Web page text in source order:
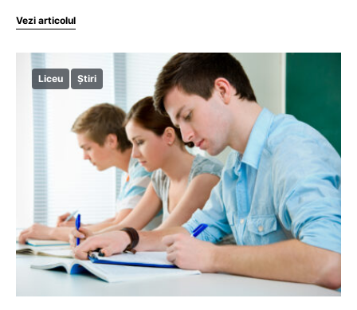
Vezi articolul
Liceu Știri